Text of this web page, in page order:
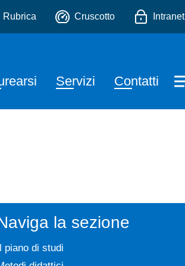
Rubrica Cruscotto Intranet
Servizi Contatti
la sezione
piano di studi